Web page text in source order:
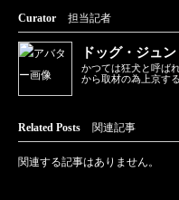
Curator 担当記者
ドッグ・ジュン
かつては狂犬と呼ば
から取材の為上京す
Related Posts 関連記事
関連する記事はありません。